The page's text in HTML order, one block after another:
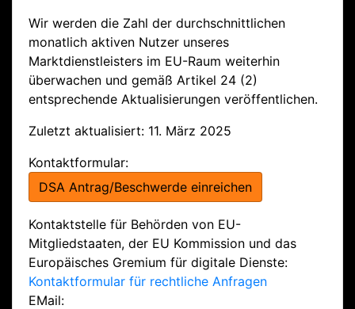
Wir werden die Zahl der durchschnittlichen
monatlich aktiven Nutzer unseres
Marktdienstleisters im EU-Raum weiterhin
überwachen und gemäß Artikel 24 (2)
entsprechende Aktualisierungen veröffentlichen.
Zuletzt aktualisiert: 11. März 2025
Kontaktformular:
DSA Antrag/Beschwerde einreichen
Kontaktstelle für Behörden von EU-
Mitgliedstaaten, der EU Kommission und das
Europäisches Gremium für digitale Dienste:
Kontaktformular für rechtliche Anfragen
EMail: